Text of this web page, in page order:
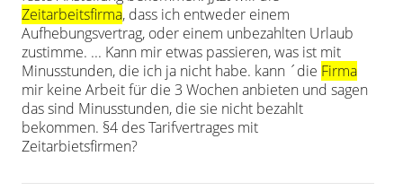
Zeitarbeitsfirma, dass ich entweder einem
Aufhebungsvertrag, oder einem unbezahlten Urlaub
zustimme. ... Kann mir etwas passieren, was ist mit
Minusstunden, die ich ja nicht habe. kann ´die Firma
mir keine Arbeit für die 3 Wochen anbieten und sagen
das sind Minusstunden, die sie nicht bezahlt
bekommen. §4 des Tarifvertrages mit
Zeitarbietsfirmen?